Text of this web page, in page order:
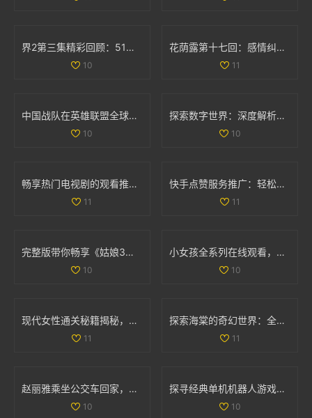
界2第三集精彩回顾：51秒视频带你领略剧情高潮时刻
10
花荫露第十七回：感情纠葛与命运交错的奇妙旅程
11
中国战队在英雄联盟全球总决赛中的表现与名单分析
10
探索数字世界：深度解析35与дода的奇妙结合
10
畅享热门电视剧的观看推荐，77777免费观看尽在其中
11
快手点赞服务推广：轻松获取双重点赞的自助平台指南
11
完整版带你畅享《姑娘3》精彩剧情与国语配音全纪录
10
小女孩全系列在线观看，畅享高清精彩内容尽在掌握
10
现代女性通关秘籍揭秘，如何轻松完成文字找茬挑战
11
探索海棠的奇幻世界：全新游戏体验等你来揭晓
11
赵丽雅乘坐公交车回家，展现真实亲民的一面
10
探寻经典单机机器人游戏的魅力与 nostalgia 回忆之旅
10